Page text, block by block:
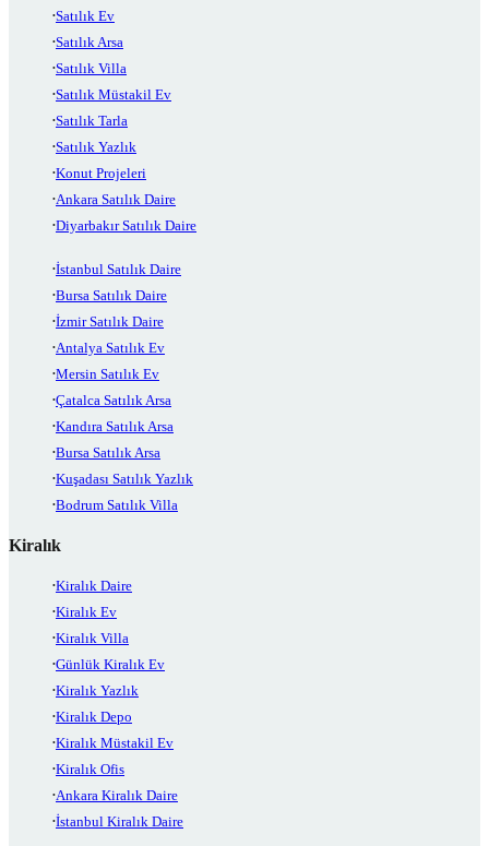
Satılık Ev
Satılık Arsa
Satılık Villa
Satılık Müstakil Ev
Satılık Tarla
Satılık Yazlık
Konut Projeleri
Ankara Satılık Daire
Diyarbakır Satılık Daire
İstanbul Satılık Daire
Bursa Satılık Daire
İzmir Satılık Daire
Antalya Satılık Ev
Mersin Satılık Ev
Çatalca Satılık Arsa
Kandıra Satılık Arsa
Bursa Satılık Arsa
Kuşadası Satılık Yazlık
Bodrum Satılık Villa
Kiralık
Kiralık Daire
Kiralık Ev
Kiralık Villa
Günlük Kiralık Ev
Kiralık Yazlık
Kiralık Depo
Kiralık Müstakil Ev
Kiralık Ofis
Ankara Kiralık Daire
İstanbul Kiralık Daire